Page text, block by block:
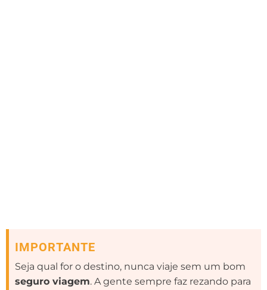
IMPORTANTE
Seja qual for o destino, nunca viaje sem um bom
seguro viagem. A gente sempre faz rezando para